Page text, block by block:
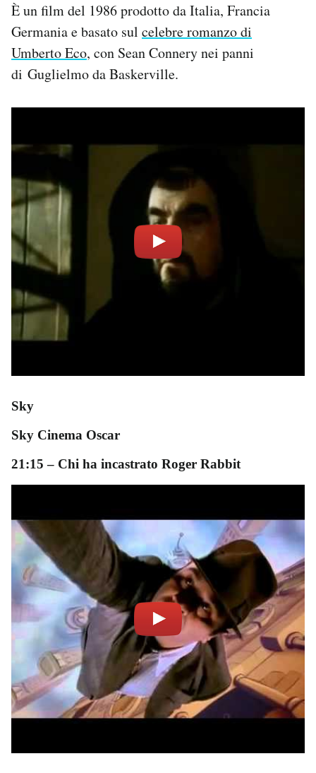
È un film del 1986 prodotto da Italia, Francia
Germania e basato sul celebre romanzo di
Umberto Eco, con Sean Connery nei panni
di Guglielmo da Baskerville.
Sky
Sky Cinema Oscar
21:15– Chi ha incastrato Roger Rabbit